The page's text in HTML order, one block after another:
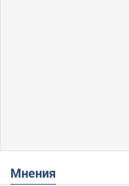
Мнения